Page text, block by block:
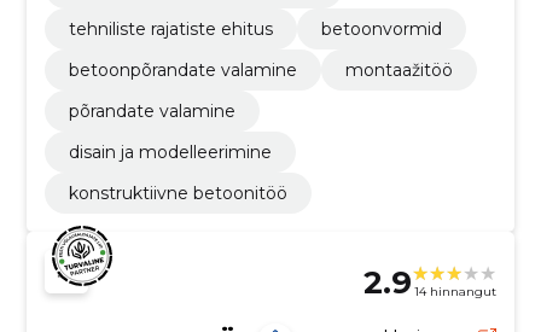
tehniliste rajatiste ehitus
betoonvormid
betoonpõrandate valamine
montaažitöö
põrandate valamine
disain ja modelleerimine
konstruktiivne betoonitöö
2.9 14 hinnangut